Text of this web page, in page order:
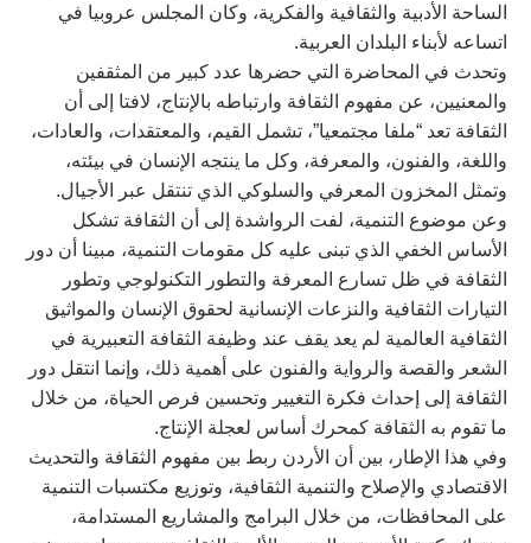
الساحة الأدبية والثقافية والفكرية، وكان المجلس عروبيا في
اتساعه لأبناء البلدان العربية.
وتحدث في المحاضرة التي حضرها عدد كبير من المثقفين
والمعنيين، عن مفهوم الثقافة وارتباطه بالإنتاج، لافتا إلى أن
الثقافة تعد “ملفا مجتمعيا”، تشمل القيم، والمعتقدات، والعادات،
واللغة، والفنون، والمعرفة، وكل ما ينتجه الإنسان في بيئته،
وتمثل المخزون المعرفي والسلوكي الذي تنتقل عبر الأجيال.
وعن موضوع التنمية، لفت الرواشدة إلى أن الثقافة تشكل
الأساس الخفي الذي تبنى عليه كل مقومات التنمية، مبينا أن دور
الثقافة في ظل تسارع المعرفة والتطور التكنولوجي وتطور
التيارات الثقافية والنزعات الإنسانية لحقوق الإنسان والمواثيق
الثقافية العالمية لم يعد يقف عند وظيفة الثقافة التعبيرية في
الشعر والقصة والرواية والفنون على أهمية ذلك، وإنما انتقل دور
الثقافة إلى إحداث فكرة التغيير وتحسين فرص الحياة، من خلال
ما تقوم به الثقافة كمحرك أساس لعجلة الإنتاج.
وفي هذا الإطار، بين أن الأردن ربط بين مفهوم الثقافة والتحديث
الاقتصادي والإصلاح والتنمية الثقافية، وتوزيع مكتسبات التنمية
على المحافظات، من خلال البرامج والمشاريع المستدامة،